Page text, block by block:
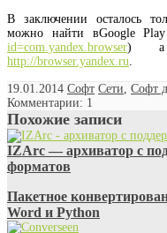
В заключении осталось
можно найти вGoogle
id=com.yandex.browser) а
http://browser.yandex.ru
19.01.2014 Софт Сети Софт
Комментарии: 1
Похожие записи
IZArc — архиватор с
форматов
Пакетное
Word и Python